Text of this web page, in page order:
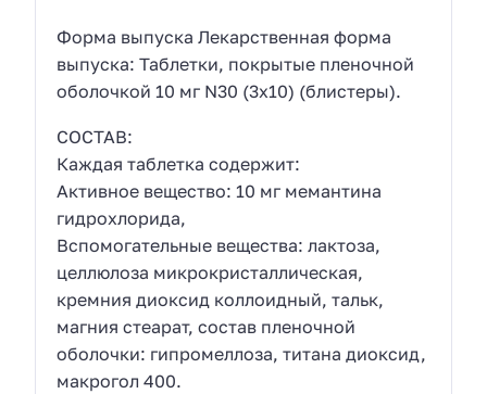
Форма выпуска Лекарственная форма
выпуска: Таблетки, покрытые пленочной
оболочкой 10 мг N30 (3х10) (блистеры).
СОСТАВ:
Каждая таблетка содержит:
Активное вещество: 10 мг мемантина
гидрохлорида,
Вспомогательные вещества: лактоза,
целлюлоза микрокристаллическая,
кремния диоксид коллоидный, тальк,
магния стеарат, состав пленочной
оболочки: гипромеллоза, титана диоксид,
макрогол 400.